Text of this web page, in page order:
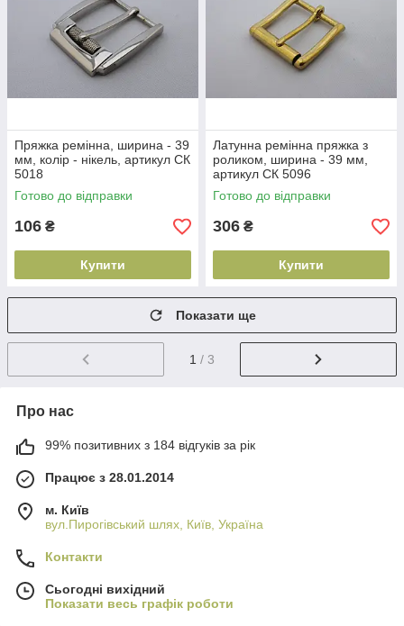
Пряжка ремінна, ширина - 39
мм, колір - нікель, артикул СК
5018
Готово до відправки
106 ₴
Купити
Латунна ремінна пряжка з
роликом, ширина - 39 мм,
артикул СК 5096
Готово до відправки
306 ₴
Купити
Показати ще
1 / 3
Про нас
99% позитивних з 184 відгуків за рік
Працює з 28.01.2014
м. Київ
вул.Пирогівський шлях, Київ, Україна
Контакти
Сьогодні вихідний
Показати весь графік роботи